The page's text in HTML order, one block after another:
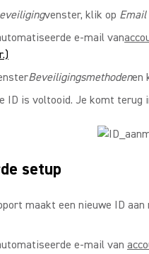
venster, klik op Email
e-mail van
Beveiligingsmethodenen
ID is voltooid. Je komt
setup
maakt een nieuwe ID
e-mail van